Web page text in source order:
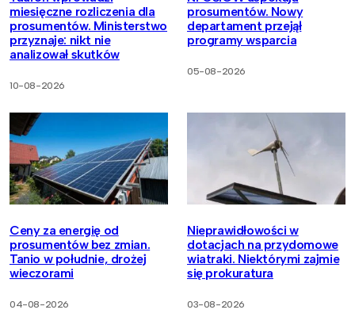
miesięczne rozliczenia dla
prosumentów. Ministerstwo
przyznaje: nikt nie
analizował skutków
10-08-2026
prosumentów. Nowy
departament przejął
programy wsparcia
05-08-2026
Ceny za energię od
prosumentów bez zmian.
Tanio w południe, drożej
wieczorami
04-08-2026
Nieprawidłowości w
dotacjach na przydomowe
wiatraki. Niektórymi zajmie
się prokuratura
03-08-2026